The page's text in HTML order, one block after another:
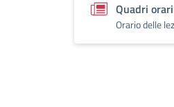
Quadri orari
Orario delle